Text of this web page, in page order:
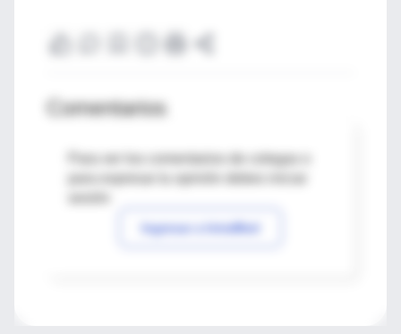
Comentarios
Para ver los comentarios de colegas o
Ingresar a IntraMed